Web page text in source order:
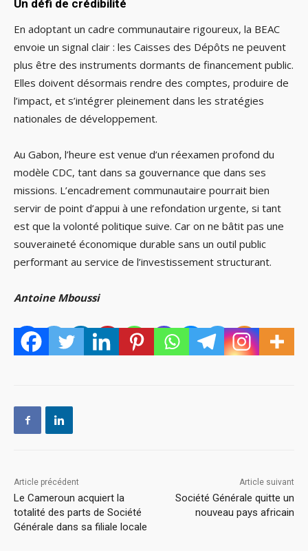
Un défi de crédibilité
En adoptant un cadre communautaire rigoureux, la BEAC
envoie un signal clair : les Caisses des Dépôts ne peuvent
plus être des instruments dormants de financement public.
Elles doivent désormais rendre des comptes, produire de
l’impact, et s’intégrer pleinement dans les stratégies
nationales de développement.
Au Gabon, l’heure est venue d’un réexamen profond du
modèle CDC, tant dans sa gouvernance que dans ses
missions. L’encadrement communautaire pourrait bien
servir de point d’appui à une refondation urgente, si tant
est que la volonté politique suive. Car on ne bâtit pas une
souveraineté économique durable sans un outil public
performant au service de l’investissement structurant.
Antoine Mboussi
Article précédent
Le Cameroun acquiert la
totalité des parts de Société
Générale dans sa filiale locale
Article suivant
Société Générale quitte un
nouveau pays africain